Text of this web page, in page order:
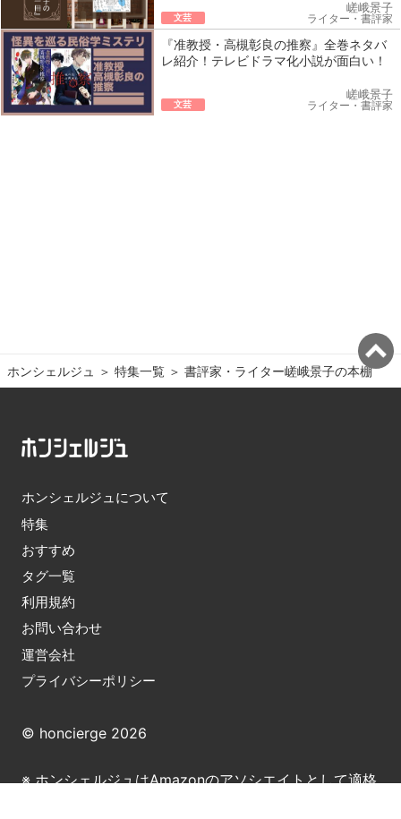
文芸
嵯峨景子
ライター・書評家
『准教授・高槻彰良の推察』全巻ネタバ
レ紹介！テレビドラマ化小説が面白い！
文芸
嵯峨景子
ライター・書評家
ホンシェルジュ ＞ 特集一覧 ＞ 書評家・ライター嵯峨景子の本棚
ホンシェルジュについて
特集
おすすめ
タグ一覧
利用規約
お問い合わせ
運営会社
プライバシーポリシー
© honcierge 2026
※ ホンシェルジュはAmazonのアソシエイトとして適格